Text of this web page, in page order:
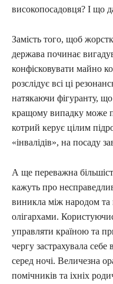
високопосадовця? І що
Замість того, щоб
держава починає
конфісковувати майно
розслідує всі ці
натякаючи фігуранту,
кращому випадку може
котрий керує цілим
«інвалідів», на посаду
А ще переважна
кажуть про
виникла між народом
олігархами.
управляти країною та
чергу застрахувала
серед ночі. Величезна
помічників та іхніх